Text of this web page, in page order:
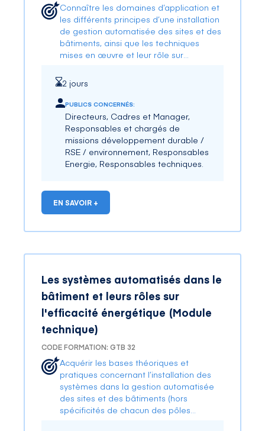
Connaître les domaines d’application et
les différents principes d’une installation
de gestion automatisée des sites et des
bâtiments, ainsi que les techniques
mises en œuvre et leur rôle sur
2 jours
PUBLICS CONCERNÉS:
Directeurs, Cadres et Manager,
Responsables et chargés de
missions développement durable /
RSE / environnement, Responsables
Energie, Responsables techniques.
EN SAVOIR +
Les systèmes automatisés dans le
bâtiment et leurs rôles sur
l'efficacité énergétique (Module
technique)
CODE FORMATION: GTB 32
Acquérir les bases théoriques et
pratiques concernant l’installation des
systèmes dans la gestion automatisée
des sites et des bâtiments (hors
spécificités de chacun des pôles